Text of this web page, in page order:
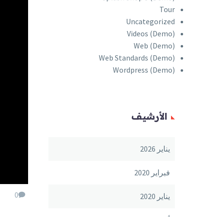
0
Tour
Uncategorized
Videos (Demo)
Web (Demo)
Web Standards (Demo)
Wordpress (Demo)
الأرشيف
يناير 2026
فبراير 2020
يناير 2020